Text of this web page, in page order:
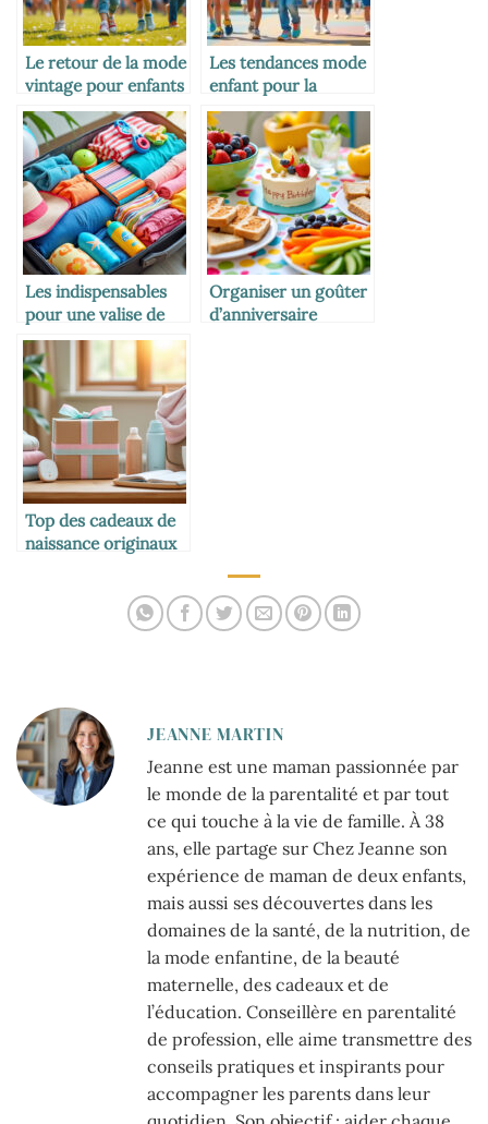
Le retour de la mode
vintage pour enfants
Les tendances mode
enfant pour la
rentrée scolaire
Les indispensables
pour une valise de
vacances avec
enfants
Organiser un goûter
d’anniversaire
Top des cadeaux de
naissance originaux
JEANNE MARTIN
Jeanne est une maman passionnée par
le monde de la parentalité et par tout
ce qui touche à la vie de famille. À 38
ans, elle partage sur Chez Jeanne son
expérience de maman de deux enfants,
mais aussi ses découvertes dans les
domaines de la santé, de la nutrition, de
la mode enfantine, de la beauté
maternelle, des cadeaux et de
l’éducation. Conseillère en parentalité
de profession, elle aime transmettre des
conseils pratiques et inspirants pour
accompagner les parents dans leur